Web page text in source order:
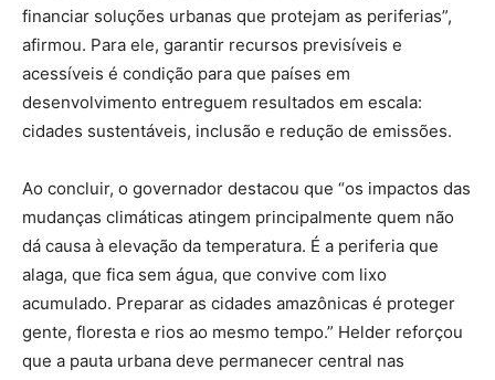
financiar soluções urbanas que protejam as periferias”,
afirmou. Para ele, garantir recursos previsíveis e
acessíveis é condição para que países em
desenvolvimento entreguem resultados em escala:
cidades sustentáveis, inclusão e redução de emissões.
Ao concluir, o governador destacou que “os impactos das
mudanças climáticas atingem principalmente quem não
dá causa à elevação da temperatura. É a periferia que
alaga, que fica sem água, que convive com lixo
acumulado. Preparar as cidades amazônicas é proteger
gente, floresta e rios ao mesmo tempo.” Helder reforçou
que a pauta urbana deve permanecer central nas